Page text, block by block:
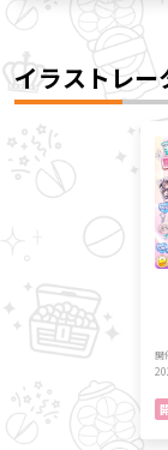
イラストレー
開